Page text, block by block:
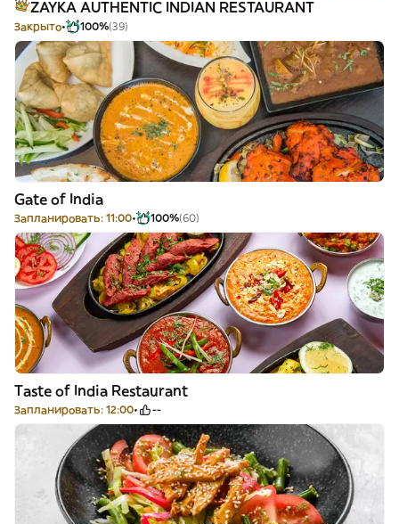
ZAYKA AUTHENTIC INDIAN RESTAURANT
Закрыто 100%(39)
Gate of India
Запланировать: 11:00 100%(60)
Taste of India Restaurant
Запланировать: 12:00 --